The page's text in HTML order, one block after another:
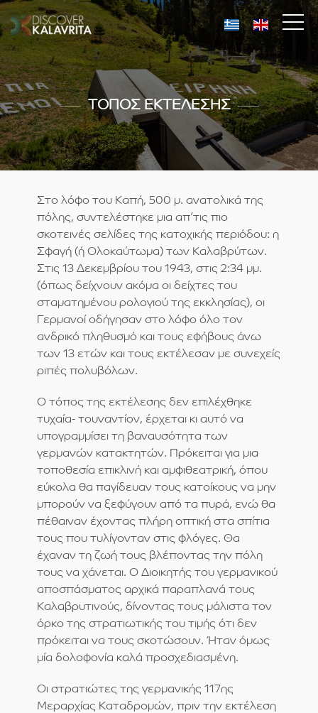
ΤΟΠΟΣ ΕΚΤΕΛΕΣΗΣ
Στο λόφο του Καπή, 500 μ. ανατολικά της
πόλης, συντελέστηκε μια απ’τις πιο
σκοτεινές σελίδες της κατοχικής περιόδου: η
Σφαγή (ή Ολοκαύτωμα) των Καλαβρύτων.
Στις 13 Δεκεμβρίου του 1943, στις 2:34 μμ.
(όπως δείχνουν ακόμα οι δείχτες του
σταματημένου ρολογιού της εκκλησίας), οι
Γερμανοί οδήγησαν στο λόφο όλο τον
ανδρικό πληθυσμό και τους εφήβους άνω
των 13 ετών και τους εκτέλεσαν με συνεχείς
ριπές πολυβόλων.
Ο τόπος της εκτέλεσης δεν επιλέχθηκε
τυχαία- τουναντίον, έρχεται κι αυτό να
υπογραμμίσει τη βαναυσότητα των
γερμανών κατακτητών. Πρόκειται για μια
τοποθεσία επικλινή και αμφιθεατρική, όπου
εύκολα θα παγίδευαν τους κατοίκους να μην
μπορούν να ξεφύγουν από τα πυρά, ενώ θα
πέθαιναν έχοντας πλήρη οπτική στα σπίτια
τους που τυλίγονταν στις φλόγες. Θα
έχαναν τη ζωή τους βλέποντας την πόλη
τους να χάνεται. Ο Διοικητής του γερμανικού
αποσπάσματος αρχικά παραπλανά τους
Καλαβρυτινούς, δίνοντας τους μάλιστα τον
όρκο της στρατιωτικής του τιμής ότι δεν
πρόκειται να τους σκοτώσουν. Ήταν όμως
μία δολοφονία καλά προσχεδιασμένη.
Οι στρατιώτες της γερμανικής 117ης
Μεραρχίας Καταδρομών, πριν την εκτέλεση